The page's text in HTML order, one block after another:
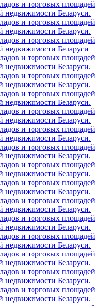
и торговых площадей
недвижимости Беларуси.
и торговых площадей
недвижимости Беларуси.
и торговых площадей
недвижимости Беларуси.
и торговых площадей
недвижимости Беларуси.
и торговых площадей
недвижимости Беларуси.
и торговых площадей
недвижимости Беларуси.
и торговых площадей
недвижимости Беларуси.
и торговых площадей
недвижимости Беларуси.
и торговых площадей
недвижимости Беларуси.
и торговых площадей
недвижимости Беларуси.
и торговых площадей
недвижимости Беларуси.
и торговых площадей
недвижимости Беларуси.
и торговых площадей
недвижимости Беларуси.
и торговых площадей
недвижимости Беларуси.
и торговых площадей
недвижимости Беларуси.
и торговых площадей
недвижимости Беларуси.
и торговых площадей
недвижимости Беларуси.